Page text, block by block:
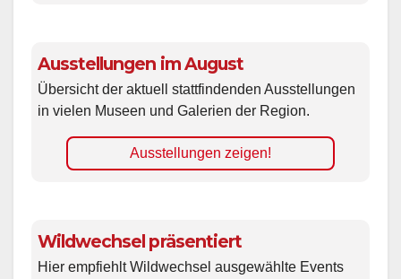
Ausstellungen im August
Übersicht der aktuell stattfindenden Ausstellungen
in vielen Museen und Galerien der Region.
Ausstellungen zeigen!
Wildwechsel präsentiert
Hier empfiehlt Wildwechsel ausgewählte Events